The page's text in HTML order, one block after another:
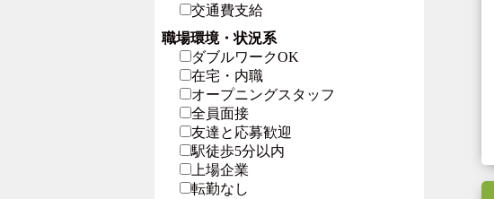
交通費支給
職場環境・状況系
ダブルワークOK
在宅・内職
オープニングスタッフ
全員面接
友達と応募歓迎
駅徒歩5分以内
上場企業
転勤なし